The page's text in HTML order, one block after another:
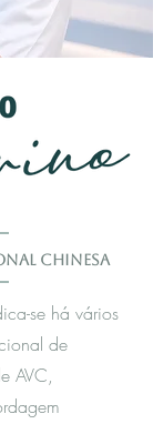
Chinesa
se há vários
de
AVC,